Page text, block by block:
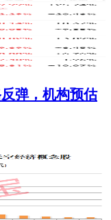
弹，机构预估